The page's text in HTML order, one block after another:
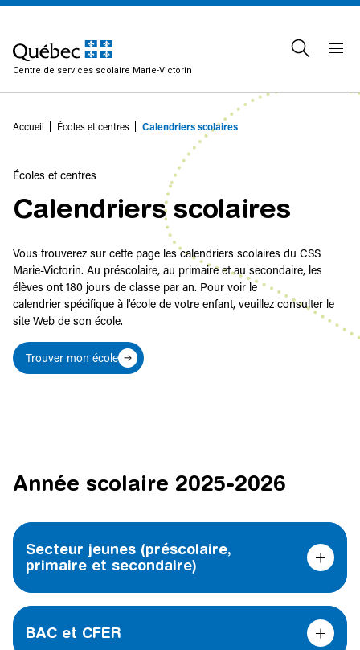
Centre de services scolaire Marie-Victorin
Accueil Écoles et centres Calendriers scolaires
Écoles et centres
Calendriers scolaires
Vous trouverez sur cette page les calendriers scolaires du CSS
Marie-Victorin. Au préscolaire, au primaire et au secondaire, les
élèves ont 180 jours de classe par an. Pour voir le
calendrier spécifique à l'école de votre enfant, veuillez consulter le
site Web de son école.
Trouver mon école
Année scolaire 2025-2026
Secteur jeunes (préscolaire,
primaire et secondaire)
BAC et CFER